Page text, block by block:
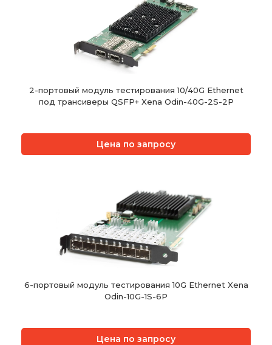
2-портовый модуль тестирования 10/40G Ethernet
под трансиверы QSFP+ Xena Odin-40G-2S-2P
Цена по запросу
6-портовый модуль тестирования 10G Ethernet Xena
Odin-10G-1S-6P
Цена по запросу